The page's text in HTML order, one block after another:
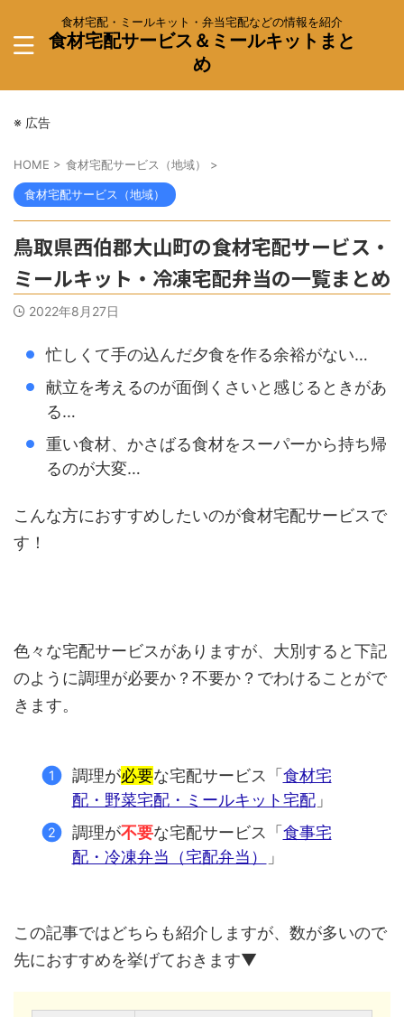
食材宅配・ミールキット・弁当宅配などの情報を紹介
食材宅配サービス＆ミールキットまと
め
※ 広告
HOME > 食材宅配サービス（地域） >
食材宅配サービス（地域）
鳥取県西伯郡大山町の食材宅配サービス・
ミールキット・冷凍宅配弁当の一覧まとめ
2022年8月27日
忙しくて手の込んだ夕食を作る余裕がない…
献立を考えるのが面倒くさいと感じるときがあ
る…
重い食材、かさばる食材をスーパーから持ち帰
るのが大変…
こんな方におすすめしたいのが食材宅配サービスで
す！
色々な宅配サービスがありますが、大別すると下記
のように調理が必要か？不要か？でわけることがで
きます。
調理が必要な宅配サービス「食材宅
配・野菜宅配・ミールキット宅配」
調理が不要な宅配サービス「食事宅
配・冷凍弁当（宅配弁当）
」
この記事ではどちらも紹介しますが、数が多いので
先におすすめを挙げておきます▼